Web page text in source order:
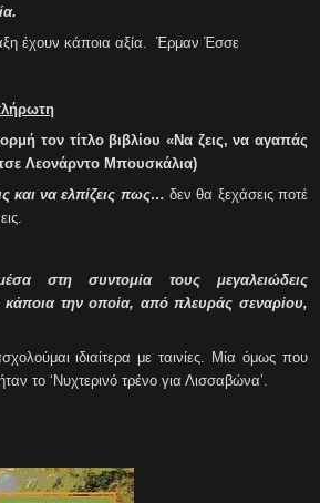
έχουν κάποια αξία. Έρμαν Έσσε
τον τίτλο βιβλίου «Να ζεις, να αγαπάς
Λεονάρντο Μπουσκάλια)
και να ελπίζεις πως…δεν θα ξεχάσεις ποτέ
στη συντομία τους μεγαλειώδεις
κάποια την οποία, από πλευράς σεναρίου,
ιδιαίτερα με ταινίες. Μία όμως που
το ‘Νυχτερινό τρένο για Λισσαβώνα’.